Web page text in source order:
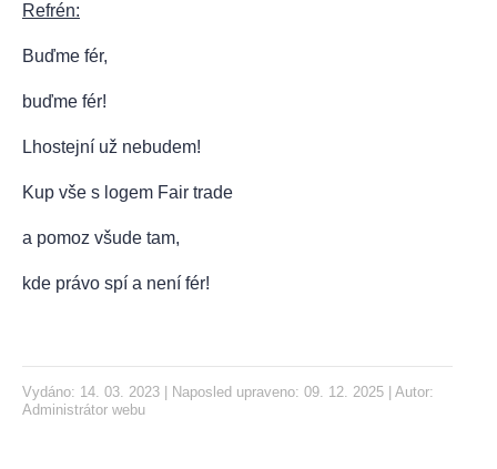
Refrén:
Buďme fér,
buďme fér!
Lhostejní už nebudem!
Kup vše s logem Fair trade
a pomoz všude tam,
kde právo spí a není fér!
Vydáno: 14. 03. 2023 | Naposled upraveno: 09. 12. 2025 | Autor:
Administrátor webu